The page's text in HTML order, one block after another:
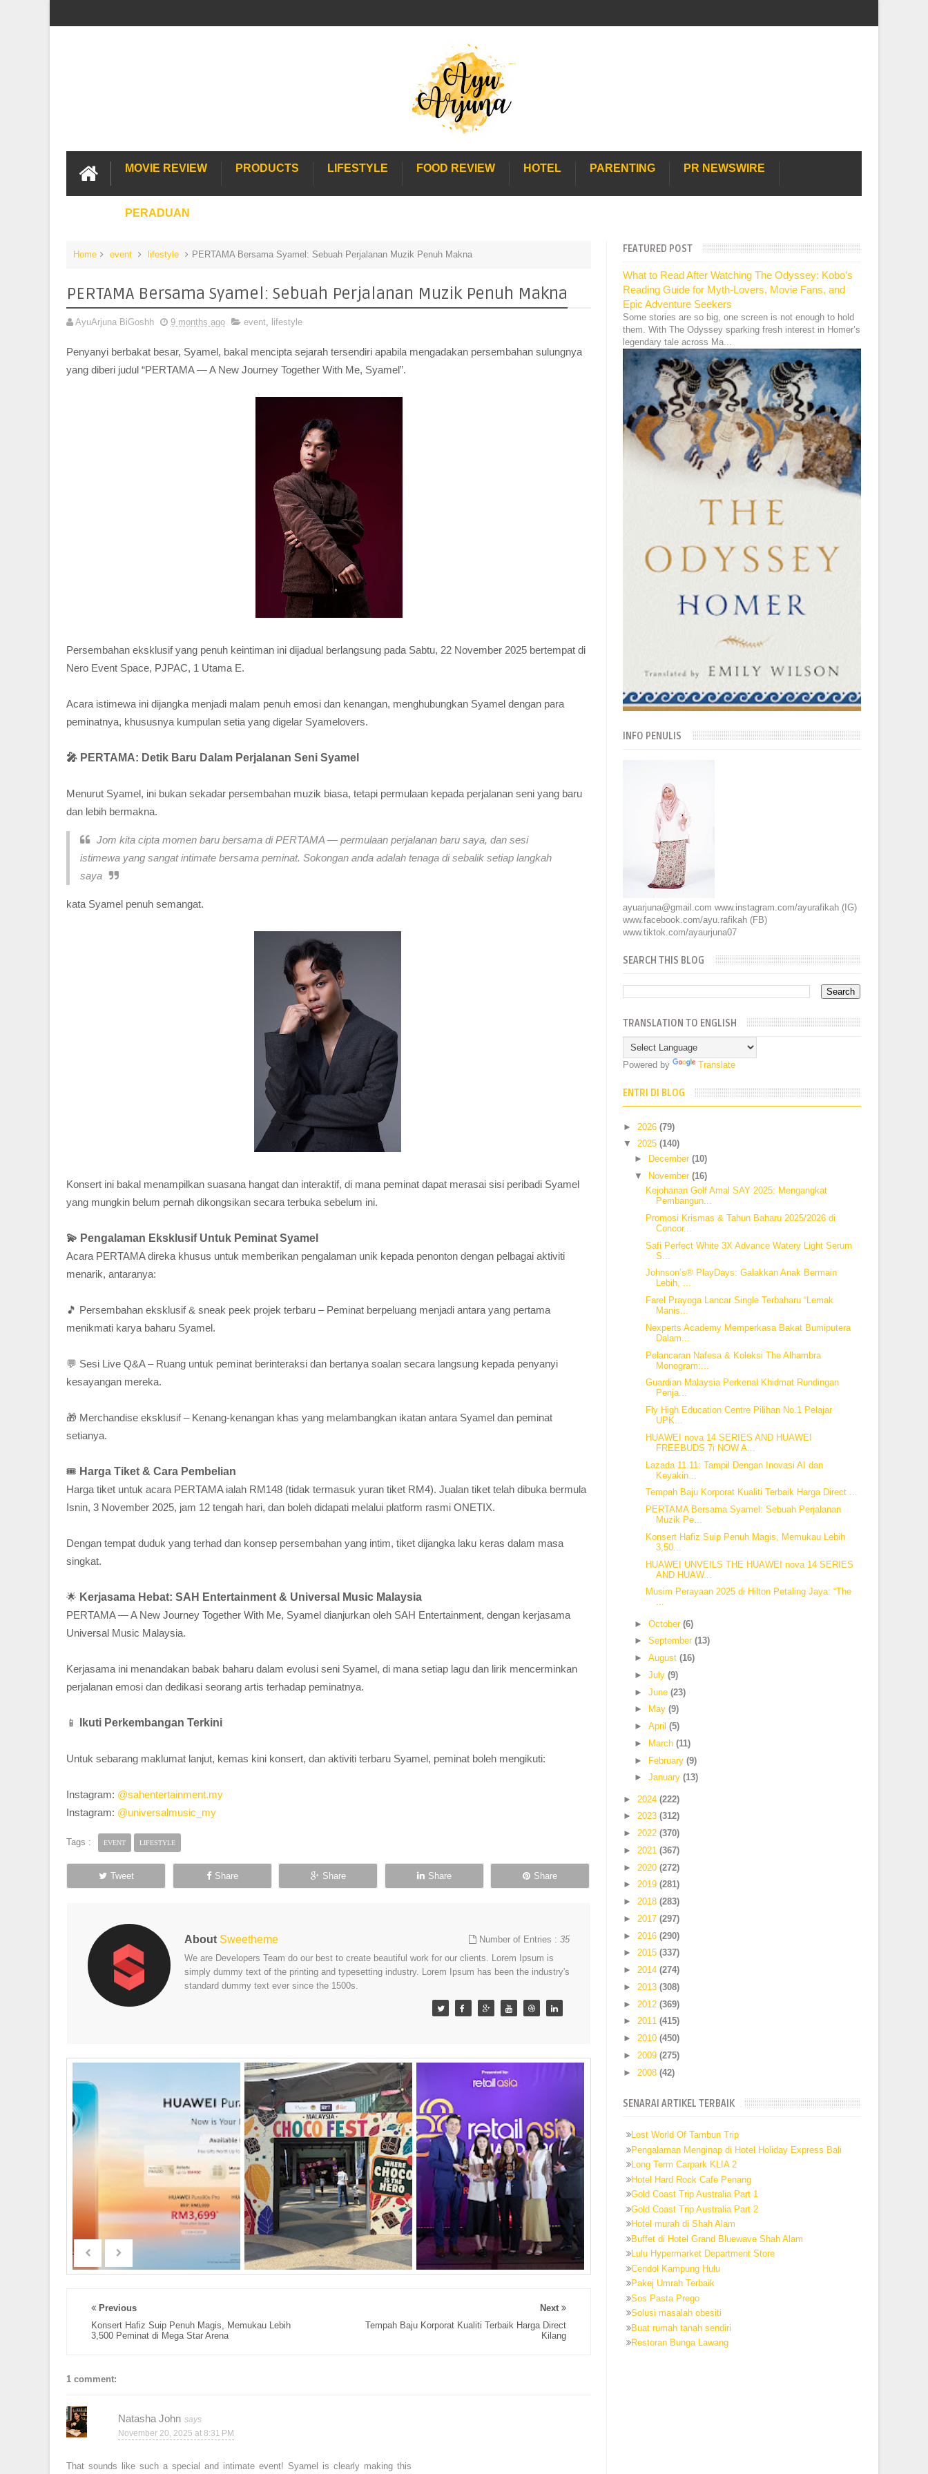
MOVIE REVIEW PRODUCTS LIFESTYLE FOOD REVIEW HOTEL PARENTING PR NEWSWIRE
PERADUAN
Home event lifestyle PERTAMA Bersama Syamel: Sebuah Perjalanan Muzik Penuh Makna
PERTAMA Bersama Syamel: Sebuah Perjalanan Muzik Penuh Makna
AyuArjuna BiGoshh 9 months ago event, lifestyle
Penyanyi berbakat besar, Syamel, bakal mencipta sejarah tersendiri apabila mengadakan persembahan sulungnya
yang diberi judul “PERTAMA — A New Journey Together With Me, Syamel”.
Persembahan eksklusif yang penuh keintiman ini dijadual berlangsung pada Sabtu, 22 November 2025 bertempat di
Nero Event Space, PJPAC, 1 Utama E.
Acara istimewa ini dijangka menjadi malam penuh emosi dan kenangan, menghubungkan Syamel dengan para
peminatnya, khususnya kumpulan setia yang digelar Syamelovers.
🎤 PERTAMA: Detik Baru Dalam Perjalanan Seni Syamel
Menurut Syamel, ini bukan sekadar persembahan muzik biasa, tetapi permulaan kepada perjalanan seni yang baru
dan lebih bermakna.
Jom kita cipta momen baru bersama di PERTAMA — permulaan perjalanan baru saya, dan sesi
istimewa yang sangat intimate bersama peminat. Sokongan anda adalah tenaga di sebalik setiap langkah
saya
kata Syamel penuh semangat.
Konsert ini bakal menampilkan suasana hangat dan interaktif, di mana peminat dapat merasai sisi peribadi Syamel
yang mungkin belum pernah dikongsikan secara terbuka sebelum ini.
💫 Pengalaman Eksklusif Untuk Peminat Syamel
Acara PERTAMA direka khusus untuk memberikan pengalaman unik kepada penonton dengan pelbagai aktiviti
menarik, antaranya:
🎵 Persembahan eksklusif & sneak peek projek terbaru – Peminat berpeluang menjadi antara yang pertama
menikmati karya baharu Syamel.
💬 Sesi Live Q&A – Ruang untuk peminat berinteraksi dan bertanya soalan secara langsung kepada penyanyi
kesayangan mereka.
🎁 Merchandise eksklusif – Kenang-kenangan khas yang melambangkan ikatan antara Syamel dan peminat
setianya.
🎟️ Harga Tiket & Cara Pembelian
Harga tiket untuk acara PERTAMA ialah RM148 (tidak termasuk yuran tiket RM4). Jualan tiket telah dibuka bermula
Isnin, 3 November 2025, jam 12 tengah hari, dan boleh didapati melalui platform rasmi ONETIX.
Dengan tempat duduk yang terhad dan konsep persembahan yang intim, tiket dijangka laku keras dalam masa
singkat.
🌟 Kerjasama Hebat: SAH Entertainment & Universal Music Malaysia
PERTAMA — A New Journey Together With Me, Syamel dianjurkan oleh SAH Entertainment, dengan kerjasama
Universal Music Malaysia.
Kerjasama ini menandakan babak baharu dalam evolusi seni Syamel, di mana setiap lagu dan lirik mencerminkan
perjalanan emosi dan dedikasi seorang artis terhadap peminatnya.
📱 Ikuti Perkembangan Terkini
Untuk sebarang maklumat lanjut, kemas kini konsert, dan aktiviti terbaru Syamel, peminat boleh mengikuti:
Instagram: @sahentertainment.my
Instagram: @universalmusic_my
Tags : EVENT LIFESTYLE
Tweet Share Share Share Share
About Sweetheme Number of Entries :35
We are Developers Team do our best to create beautiful work for our clients. Lorem Ipsum is
simply dummy text of the printing and typesetting industry. Lorem Ipsum has been the industry's
standard dummy text ever since the 1500s.
Next
Tempah Baju Korporat Kualiti Terbaik Harga Direct
Kilang
Previous
Konsert Hafiz Suip Penuh Magis, Memukau Lebih
3,500 Peminat di Mega Star Arena
1 comment:
Natasha John
November 20, 2025 at 8:31 PM
That sounds like such a special and intimate event! Syamel is clearly making this
FEATURED POST
What to Read After Watching The Odyssey: Kobo’s
Reading Guide for Myth-Lovers, Movie Fans, and
Epic Adventure Seekers
Some stories are so big, one screen is not enough to hold
them. With The Odyssey sparking fresh interest in Homer’s
legendary tale across Ma...
INFO PENULIS
ayuarjuna@gmail.com www.instagram.com/ayurafikah (IG)
www.facebook.com/ayu.rafikah (FB)
www.tiktok.com/ayaurjuna07
SEARCH THIS BLOG
TRANSLATION TO ENGLISH
Powered by Translate
ENTRI DI BLOG
► 2026(79)
▼2025(140)
►
December (10)
▼ November (16)
Kejohanan Golf Amal SAY 2025: Mengangkat
Pembangun...
Promosi Krismas & Tahun Baharu 2025/2026 di
Concor...
Safi Perfect White 3X Advance Watery Light Serum
S...
Johnson’s® PlayDays: Galakkan Anak Bermain
Lebih, ...
Farel Prayoga Lancar Single Terbaharu “Lemak
Manis...
Nexperts Academy Memperkasa Bakat Bumiputera
Dalam...
Pelancaran Nafesa & Koleksi The Alhambra
Monogram:...
Guardian Malaysia Perkenal Khidmat Rundingan
Penja...
Fly High Education Centre Pilihan No.1 Pelajar
UPK...
HUAWEI nova 14 SERIES AND HUAWEI
FREEBUDS 7i NOW A...
Lazada 11.11: Tampil Dengan Inovasi AI dan
Keyakin...
Tempah Baju Korporat Kualiti Terbaik Harga Direct ...
PERTAMA Bersama Syamel: Sebuah Perjalanan
Muzik Pe...
Konsert Hafiz Suip Penuh Magis, Memukau Lebih
3,50...
HUAWEI UNVEILS THE HUAWEI nova 14 SERIES
AND HUAW...
Musim Perayaan 2025 di Hilton Petaling Jaya: “The
...
► October (6)
► September (13)
► August (16)
► July (9)
► June (23)
►
May (9)
► April (5)
►
March (11)
► February (9)
► January (13)
► 2024(222)
►2023(312)
►2022(370)
► 2021(367)
► 2020(272)
►2019(281)
►2018(283)
► 2017(297)
► 2016(290)
►2015(337)
►2014(274)
► 2013(308)
► 2012(369)
►2011(415)
►2010(450)
► 2009(275)
► 2008(42)
SENARAI ARTIKEL TERBAIK
Lost World Of Tambun Trip
Pengalaman Menginap di Hotel Holiday Express Bali
Long Term Carpark KLIA 2
Hotel Hard Rock Cafe Penang
Gold Coast Trip Australia Part 1
Gold Coast Trip Australia Part 2
Hotel murah di Shah Alam
Buffet di Hotel Grand Bluewave Shah Alam
Lulu Hypermarket Department Store
Cendol Kampung Hulu
Pakej Umrah Terbaik
Sos Pasta Prego
Solusi masalah obesiti
Buat rumah tanah sendiri
Restoran Bunga Lawang